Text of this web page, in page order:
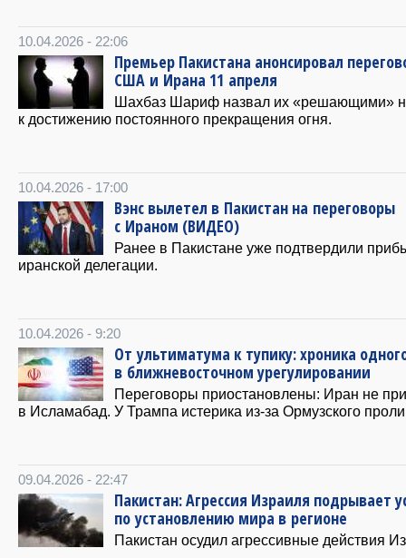
10.04.2026 - 22:06
Премьер Пакистана анонсировал
США и Ирана 11 апреля
Шахбаз Шариф назвал их «решающими»
к достижению постоянного прекращения огня.
10.04.2026 - 17:00
Вэнс вылетел в Пакистан на переговоры
с Ираном (ВИДЕО)
Ранее в Пакистане уже подтвердили
иранской делегации.
10.04.2026 - 9:20
От ультиматума к тупику: хроника
в ближневосточном урегулировании
Переговоры приостановлены: Иран не
в Исламабад. У Трампа истерика из-за Ормузского
09.04.2026 - 22:47
Пакистан: Агрессия Израиля подрывает
по установлению мира в регионе
Пакистан осудил агрессивные действия